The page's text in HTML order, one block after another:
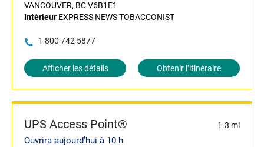
VANCOUVER, BC V6B1E1
Intérieur EXPRESS NEWS TOBACCONIST
1 800 742 5877
Afficher les détails Obtenir l’itinéraire
UPS Access Point® 1.3 mi
Ouvrira aujourd’hui à 10 h